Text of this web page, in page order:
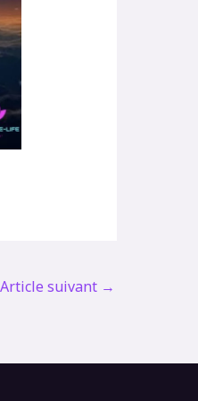
Article suivant →